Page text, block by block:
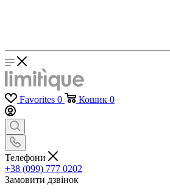
Favorites 0 Кошик 0
Телефони
+38 (099) 777 0202
Замовити дзвінок